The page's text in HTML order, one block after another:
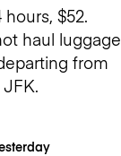
$52.
haul luggage
from